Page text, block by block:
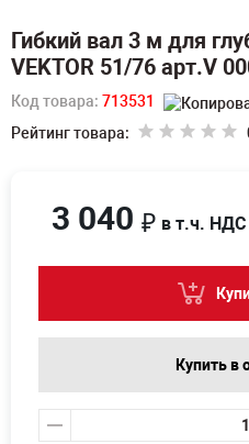
Гибкий вал 3 м для
VEKTOR 51/76 арт.V
Код товара: 713531
Рейтинг товара:
3 040 ₽ в т.ч. НДС
Купить в